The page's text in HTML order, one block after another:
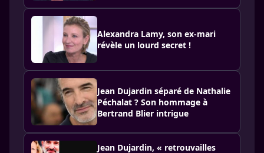
Alexandra Lamy, son ex-mari
révèle un lourd secret !
Jean Dujardin séparé de Nathalie
Péchalat ? Son hommage à
Bertrand Blier intrigue
Jean Dujardin, « retrouvailles